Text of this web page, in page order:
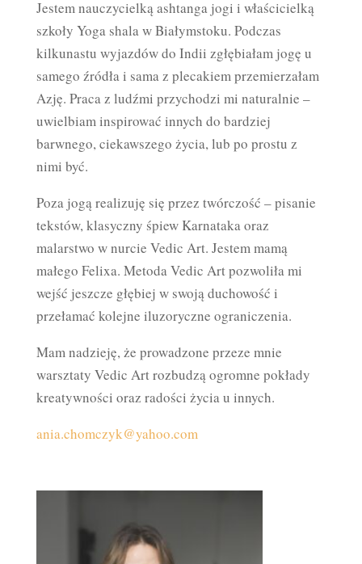
Jestem nauczycielką ashtanga jogi i właścicielką
szkoły Yoga shala w Białymstoku. Podczas
kilkunastu wyjazdów do Indii zgłębiałam jogę u
samego źródła i sama z plecakiem przemierzałam
Azję. Praca z ludźmi przychodzi mi naturalnie –
uwielbiam inspirować innych do bardziej
barwnego, ciekawszego życia, lub po prostu z
nimi być.
Poza jogą realizuję się przez twórczość – pisanie
tekstów, klasyczny śpiew Karnataka oraz
malarstwo w nurcie Vedic Art. Jestem mamą
małego Felixa. Metoda Vedic Art pozwoliła mi
wejść jeszcze głębiej w swoją duchowość i
przełamać kolejne iluzoryczne ograniczenia.
Mam nadzieję, że prowadzone przeze mnie
warsztaty Vedic Art rozbudzą ogromne pokłady
kreatywności oraz radości życia u innych.
ania.chomczyk@yahoo.com